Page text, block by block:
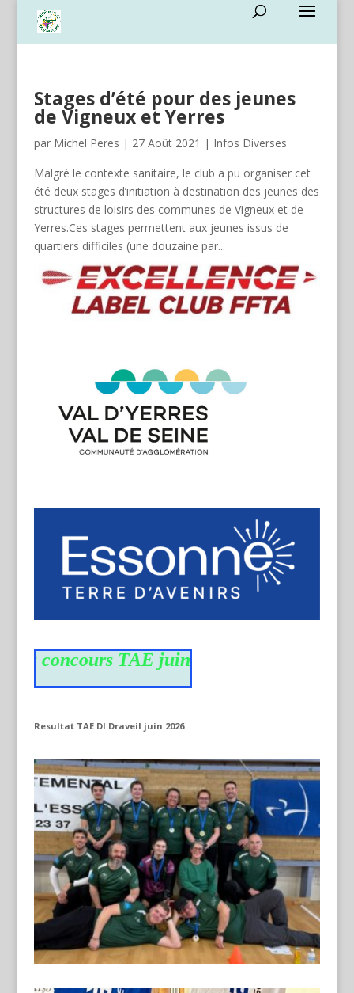
Stages d’été pour des jeunes
de Vigneux et Yerres
par Michel Peres | 27 Août 2021 | Infos Diverses
Malgré le contexte sanitaire, le club a pu organiser cet
été deux stages d’initiation à destination des jeunes des
structures de loisirs des communes de Vigneux et de
Yerres.Ces stages permettent aux jeunes issus de
quartiers difficiles (une douzaine par...
concours TAE juin
Resultat TAE DI Draveil juin 2026